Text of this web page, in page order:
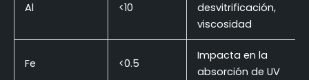
Al <10
desvitrificación,
viscosidad
Fe <0.5
Impacta en la
absorción de UV